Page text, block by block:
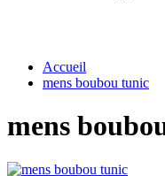
Accueil
mens boubou tunic
mens